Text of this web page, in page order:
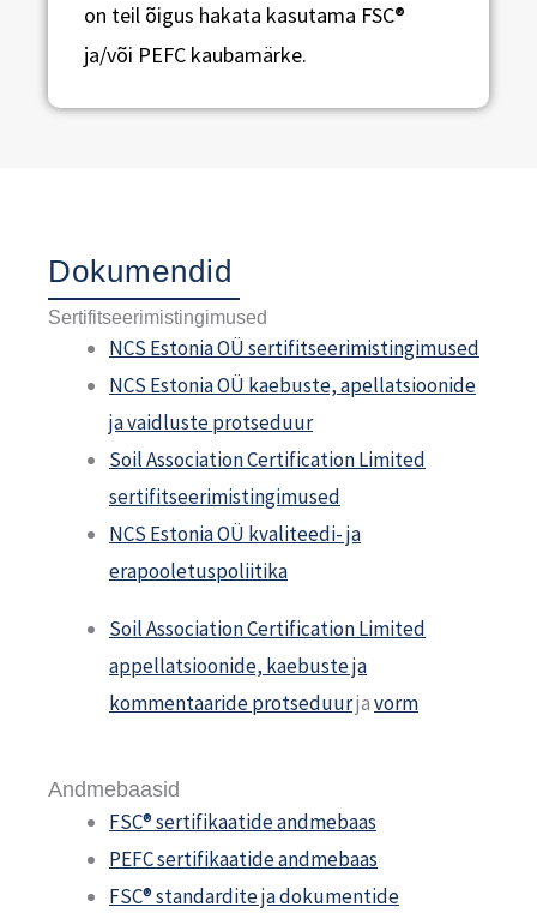
on teil õigus hakata kasutama FSC®
ja/või PEFC kaubamärke.
Dokumendid
Sertifitseerimistingimused
NCS Estonia OÜ sertifitseerimistingimused
NCS Estonia OÜ kaebuste, apellatsioonide
ja vaidluste protseduur
Soil Association Certification Limited
sertifitseerimistingimused
NCS Estonia OÜ kvaliteedi- ja
erapooletuspoliitika
Soil Association Certification Limited
appellatsioonide, kaebuste ja
kommentaaride protseduurjavorm
Andmebaasid
FSC® sertifikaatide andmebaas
PEFC sertifikaatide andmebaas
FSC® standardite ja dokumentide